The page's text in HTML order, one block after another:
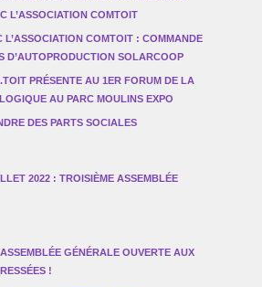
L’ASSOCIATION COMTOIT
L’ASSOCIATION COMTOIT : COMMANDE
D’AUTOPRODUCTION SOLARCOOP
PRÉSENTE AU 1ER FORUM DE LA
AU PARC MOULINS EXPO
DES PARTS SOCIALES
2022 : TROISIÈME ASSEMBLÉE
GÉNÉRALE OUVERTE AUX
!